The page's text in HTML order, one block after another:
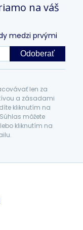
na váš
medzi prvými
Odoberať
len za
a zásadami
kliknutím na
môžete
kliknutím na